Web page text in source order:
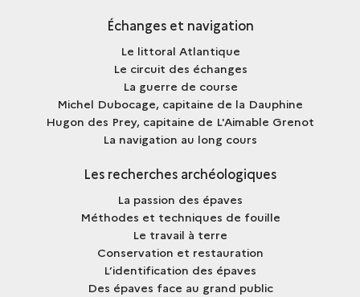
Échanges et navigation
Le littoral Atlantique
Le circuit des échanges
La guerre de course
Michel Dubocage, capitaine de la Dauphine
Hugon des Prey, capitaine de L'Aimable Grenot
La navigation au long cours
Les recherches archéologiques
La passion des épaves
Méthodes et techniques de fouille
Le travail à terre
Conservation et restauration
L’identification des épaves
Des épaves face au grand public